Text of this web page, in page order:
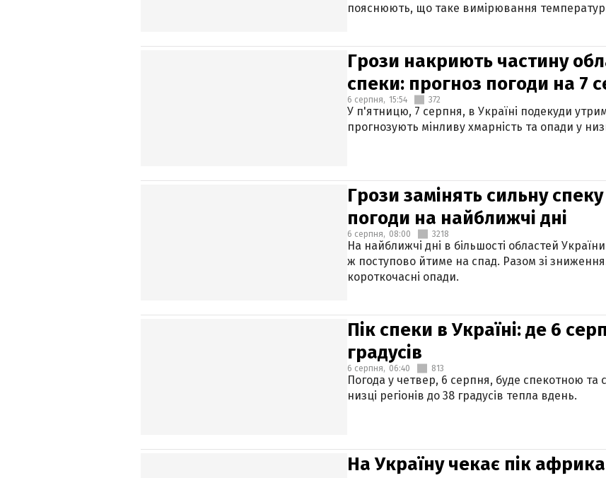
пояснюють, що таке вимірювання
Грози накриють частину
спеки: прогноз погоди на 7
6 серпня, 15:54 372
У п'ятницю, 7 серпня, в Україні подекуди
прогнозують мінливу хмарність та опади у
Грози замінять сильну
погоди на найближчі дні
6 серпня, 08:00 3218
На найближчі дні в більшості областей
ж поступово йтиме на спад. Разом зі
короткочасні опади.
Пік спеки в Україні: де 6
градусів
6 серпня, 06:40 813
Погода у четвер, 6 серпня, буде спекотною
низці регіонів до 38 градусів тепла вдень.
На Україну чекає пік